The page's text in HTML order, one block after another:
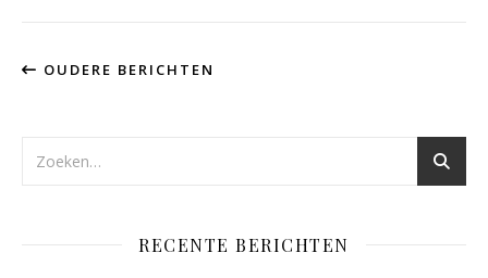
OUDERE BERICHTEN
RECENTE BERICHTEN